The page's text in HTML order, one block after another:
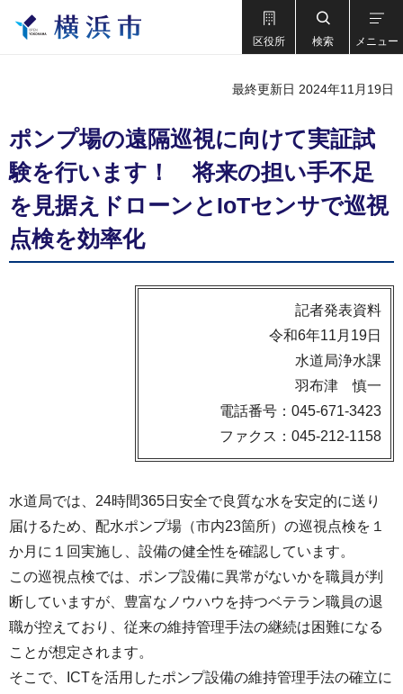
区役所 検索 メニュー
最終更新日 2024年11月19日
ポンプ場の遠隔巡視に向けて実証試
験を行います！ 将来の担い手不足
を見据えドローンとIoTセンサで巡視
点検を効率化
記者発表資料
令和6年11月19日
水道局浄水課
羽布津 慎一
電話番号：045-671-3423
ファクス：045-212-1158
水道局では、24時間365日安全で良質な水を安定的に送り
届けるため、配水ポンプ場（市内23箇所）の巡視点検を１
か月に１回実施し、設備の健全性を確認しています。
この巡視点検では、ポンプ設備に異常がないかを職員が判
断していますが、豊富なノウハウを持つベテラン職員の退
職が控えており、従来の維持管理手法の継続は困難になる
ことが想定されます。
そこで、ICTを活用したポンプ設備の維持管理手法の確立に